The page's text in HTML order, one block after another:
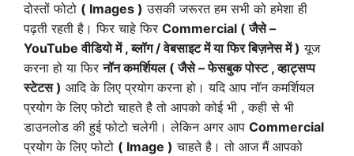
दोस्तों फोटो ( Images ) उसकी जरूरत हम सभी को हमेशा ही
पढ़ती रहती है। फिर चाहे फिर Commercial ( जैसे –
YouTube वीडियो में , ब्लॉग / वेबसाइट में या फिर बिज़नेस में ) यूज
करना हो या फिरनॉन कमर्शियल ( जैसे – फेसबुक पोस्ट , व्हाट्सप्प
स्टेटस ) आदि के लिए प्रयोग करना हो। यदि आप नॉन कमर्शियल
प्रयोग के लिए फोटो चाहते है तो आपको कोई भी , कही से भी
डाउनलोड की हुई फोटो चलेगी। लेकिन अगर आप Commercial
प्रयोग के लिए फोटो ( Image ) चाहते है। तो आज मैं आपको